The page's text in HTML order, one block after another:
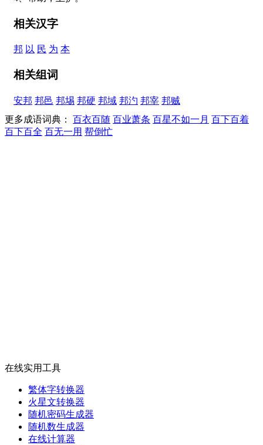
相关汉字
邦 以 民 为 本
相关组词
安邦 邦邑 邦埸 邦硬 邦域 邦汋 邦宰 邦贼
更多成语词典： 百衣百随 百业萧条 百星不如一月 百下百着
百下百全 百无一用 帮倒忙
在线实用工具
繁体字转换器
火星文转换器
随机密码生成器
随机数生成器
在线计算器